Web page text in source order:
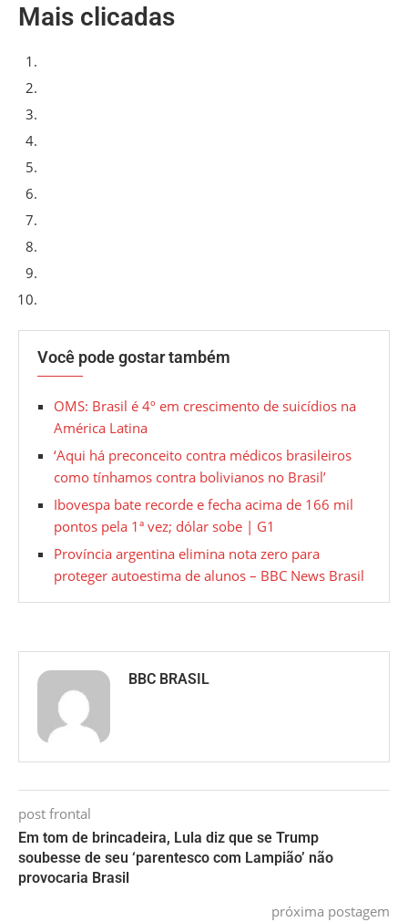
Mais clicadas
Você pode gostar também
OMS: Brasil é 4º em crescimento de suicídios na
América Latina
‘Aqui há preconceito contra médicos brasileiros
como tínhamos contra bolivianos no Brasil’
Ibovespa bate recorde e fecha acima de 166 mil
pontos pela 1ª vez; dólar sobe | G1
Província argentina elimina nota zero para
proteger autoestima de alunos – BBC News Brasil
BBC BRASIL
post frontal
Em tom de brincadeira, Lula diz que se Trump
soubesse de seu ‘parentesco com Lampião’ não
provocaria Brasil
próxima postagem